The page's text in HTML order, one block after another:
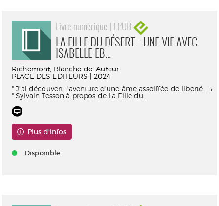
Livre numérique | EPUB
LA FILLE DU DÉSERT - UNE VIE AVEC
ISABELLE EB...
Richemont, Blanche de. Auteur
PLACE DES EDITEURS | 2024
" J'ai découvert l'aventure d'une âme assoiffée de liberté.
" Sylvain Tesson à propos de La Fille du...
Plus d'infos
Disponible